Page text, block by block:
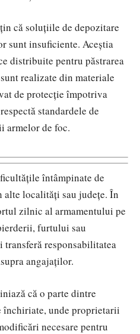
că soluțiile de depozitare
sunt insuficiente. Aceștia
distribuite pentru păstrarea
realizate din materiale
de protecție împotriva
standardele de
armelor de foc.
întâmpinate de
localități sau județe. În
zilnic al armamentului pe
furtului sau
responsabilitatea
angajaților.
că o parte dintre
unde proprietarii
necesare pentru